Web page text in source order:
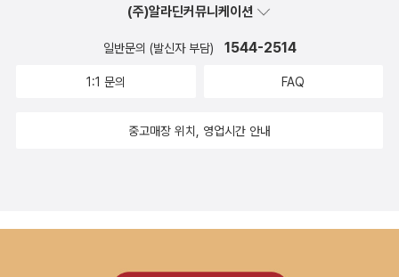
로운 일화들이 여럿 담겨 있다. 세계적인 스타, 잉그리드 버그만과
「가을소나타」를 촬영하던 도중에 따귀를 얻어맞은 일, 할리우드의 화
섭외할 적에 (적은 예산 탓에) 애먹은 일, 리브 울만을 만나 사랑에 빠
를레네 디트리히의 미모, 지난 시대의 영화와 연극에 관한 신랄하고
(주)알라딘커뮤니케이션
일반문의 (발신자 부담) 1544-2514
1:1 문의 FAQ
중고매장 위치, 영업시간 안내